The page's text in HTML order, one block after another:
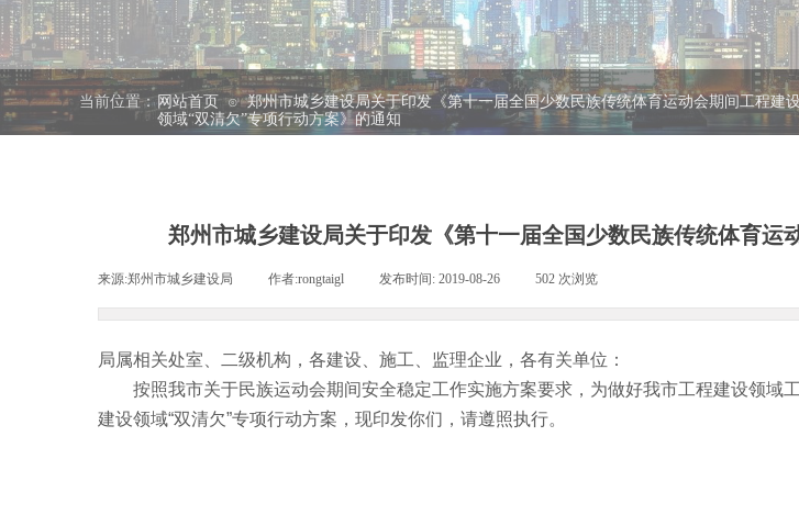
当前位置： 网站首页 ⊙ 郑州市城乡建设局关于印发《第十一届全国少数民族传统体育运动会期间工程建
领域“双清欠”专项行动方案》的通知
郑州市城乡建设局关于印发《第十一届全国少数民族传统体育运
来源:郑州市城乡建设局 作者:rongtaigl 发布时间: 2019-08-26 502 次浏览
局属相关处室、二级机构，各建设、施工、监理企业，各有关单位：
按照我市关于民族运动会期间安全稳定工作实施方案要求，为做好我市工程建设领
建设领域“双清欠”专项行动方案，现印发你们，请遵照执行。